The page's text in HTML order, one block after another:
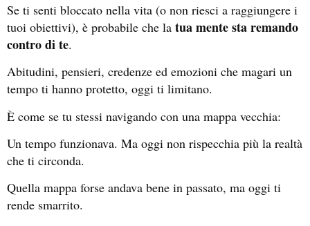
Se ti senti bloccato nella vita (o non riesci a raggiungere i
tuoi obiettivi), è probabile che la tua mente sta remando
contro di te.
Abitudini, pensieri, credenze ed emozioni che magari un
tempo ti hanno protetto, oggi ti limitano.
È come se tu stessi navigando con una mappa vecchia:
Un tempo funzionava. Ma oggi non rispecchia più la realtà
che ti circonda.
Quella mappa forse andava bene in passato, ma oggi ti
rende smarrito.